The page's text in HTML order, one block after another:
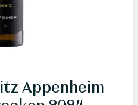
Appenheim